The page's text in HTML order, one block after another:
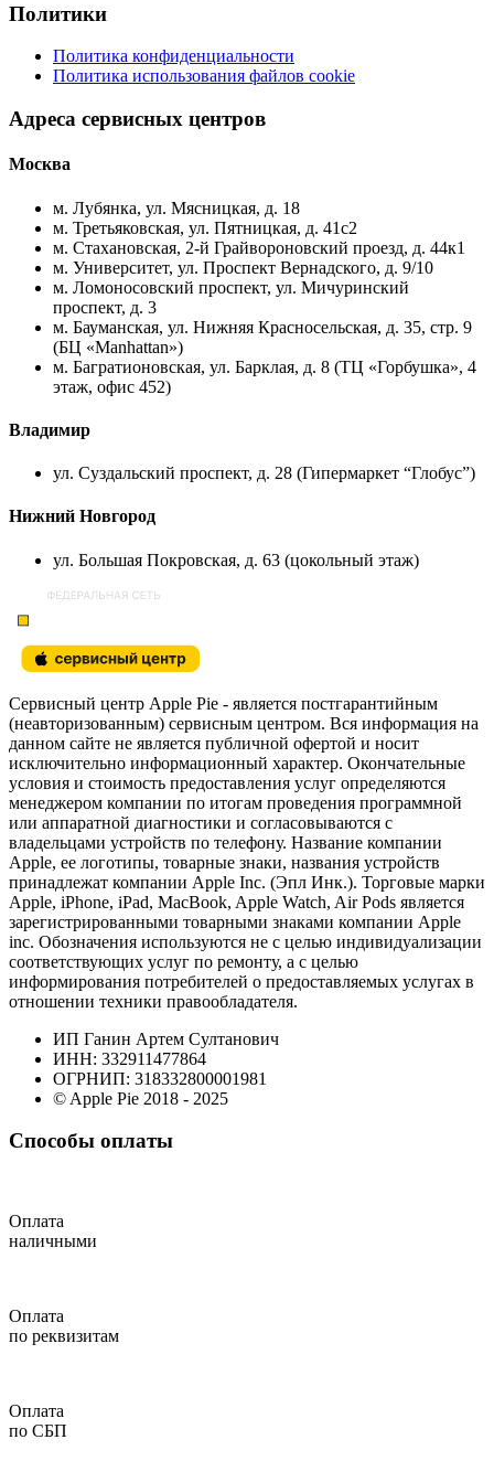
Политики
Политика конфиденциальности
Политика использования файлов cookie
Адреса сервисных центров
Москва
м. Лубянка, ул. Мясницкая, д. 18
м. Третьяковская, ул. Пятницкая, д. 41с2
м. Стахановская, 2-й Грайвороновский проезд, д. 44к1
м. Университет, ул. Проспект Вернадского, д. 9/10
м. Ломоносовский проспект, ул. Мичуринский
проспект, д. 3
м. Бауманская, ул. Нижняя Красносельская, д. 35, стр. 9
(БЦ «Manhattan»)
м. Багратионовская, ул. Барклая, д. 8 (ТЦ «Горбушка», 4
этаж, офис 452)
Владимир
ул. Суздальский проспект, д. 28 (Гипермаркет “Глобус”)
Нижний Новгород
ул. Большая Покровская, д. 63 (цокольный этаж)
Сервисный центр Apple Pie - является постгарантийным
(неавторизованным) сервисным центром. Вся информация на
данном сайте не является публичной офертой и носит
исключительно информационный характер. Окончательные
условия и стоимость предоставления услуг определяются
менеджером компании по итогам проведения программной
или аппаратной диагностики и согласовываются с
владельцами устройств по телефону. Название компании
Apple, ее логотипы, товарные знаки, названия устройств
принадлежат компании Apple Inc. (Эпл Инк.). Торговые марки
Apple, iPhone, iPad, MacBook, Apple Watch, Air Pods является
зарегистрированными товарными знаками компании Apple
inc. Обозначения используются не с целью индивидуализации
соответствующих услуг по ремонту, а с целью
информирования потребителей о предоставляемых услугах в
отношении техники правообладателя.
ИП Ганин Артем Султанович
ИНН: 332911477864
ОГРНИП: 318332800001981
© Apple Pie 2018 - 2025
Способы оплаты
Оплата
наличными
Оплата
по реквизитам
Оплата
по СБП